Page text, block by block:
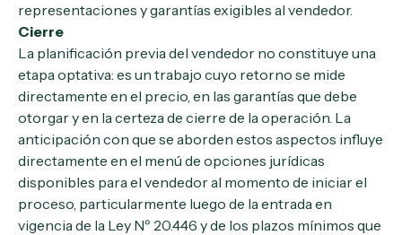
representaciones y garantías exigibles al vendedor.
Cierre
La planificación previa del vendedor no constituye una
etapa optativa: es un trabajo cuyo retorno se mide
directamente en el precio, en las garantías que debe
otorgar y en la certeza de cierre de la operación. La
anticipación con que se aborden estos aspectos influye
directamente en el menú de opciones jurídicas
disponibles para el vendedor al momento de iniciar el
proceso, particularmente luego de la entrada en
vigencia de la Ley Nº 20.446 y de los plazos mínimos que